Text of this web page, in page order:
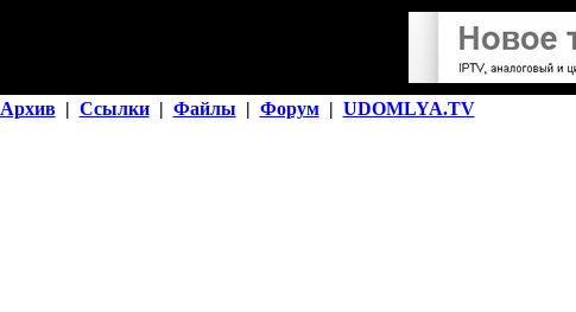
Архив | Ссылки | Файлы | Форум | UDOMLYA.TV